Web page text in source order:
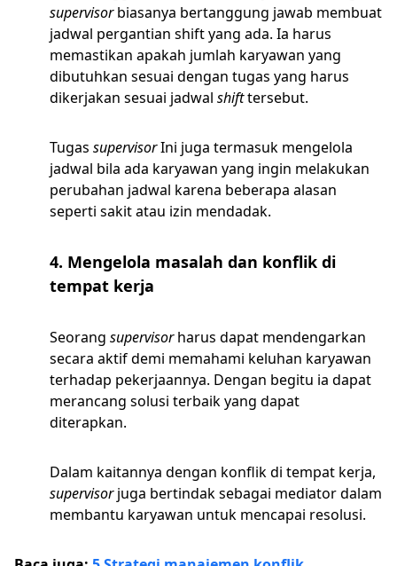
supervisorbiasanya bertanggung jawab membuat
jadwal pergantian shift yang ada. Ia harus
memastikan apakah jumlah karyawan yang
dibutuhkan sesuai dengan tugas yang harus
dikerjakan sesuai jadwal shifttersebut.
Tugas supervisorIni juga termasuk mengelola
jadwal bila ada karyawan yang ingin melakukan
perubahan jadwal karena beberapa alasan
seperti sakit atau izin mendadak.
4. Mengelola masalah dan konflik di
tempat kerja
Seorang supervisorharus dapat mendengarkan
secara aktif demi memahami keluhan karyawan
terhadap pekerjaannya. Dengan begitu ia dapat
merancang solusi terbaik yang dapat
diterapkan.
Dalam kaitannya dengan konflik di tempat kerja,
supervisorjuga bertindak sebagai mediator dalam
membantu karyawan untuk mencapai resolusi.